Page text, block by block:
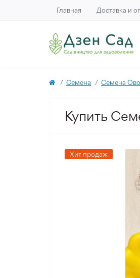
Главная Доставка и
Семена Семена
Купить
Хит продаж